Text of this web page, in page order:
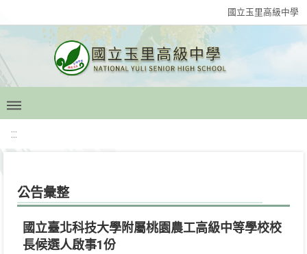
國立玉里高級中學
:::
公告彙整
國立臺北科技大學附屬桃園農工高級中等學校校
長候選人啟事1份